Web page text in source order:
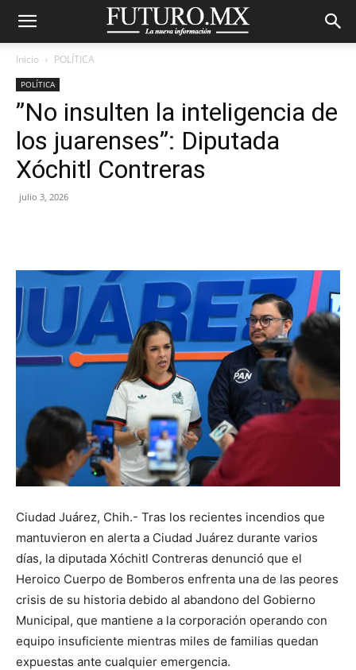
Inicio POLÍTICA
POLÍTICA
”No insulten la inteligencia de
los juarenses”: Diputada
Xóchitl Contreras
julio 3, 2026
Ciudad Juárez, Chih.- Tras los recientes incendios que
mantuvieron en alerta a Ciudad Juárez durante varios
días, la diputada Xóchitl Contreras denunció que el
Heroico Cuerpo de Bomberos enfrenta una de las peores
crisis de su historia debido al abandono del Gobierno
Municipal, que mantiene a la corporación operando con
equipo insuficiente mientras miles de familias quedan
expuestas ante cualquier emergencia.